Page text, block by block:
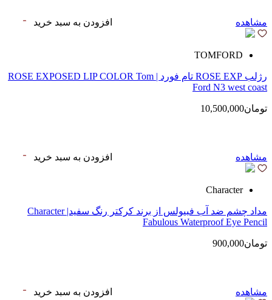
مشاهده افزودن به سبد خرید
TOMFORD
رژلب ROSE EXP تام فورد | ROSE EXPOSED LIP COLOR Tom
Ford N3 west coast
تومان10,500,000
مشاهده افزودن به سبد خرید
Character
مداد چشم ضد آب فبیولس از برند کرکتر رنگ سفید| Character
Fabulous Waterproof Eye Pencil
تومان900,000
مشاهده افزودن به سبد خرید